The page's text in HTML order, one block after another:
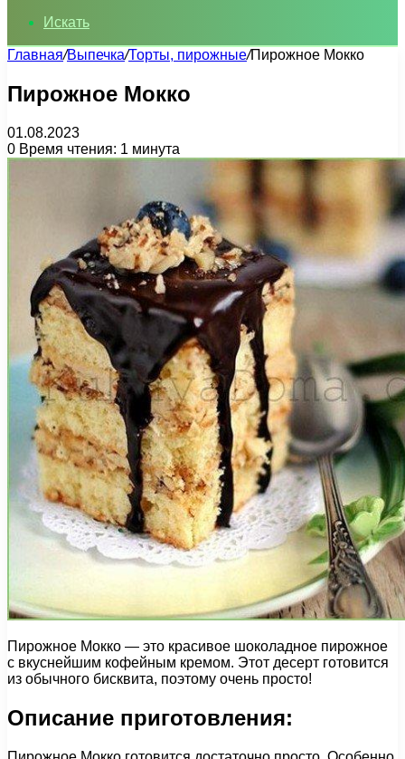
Искать
Главная/Выпечка/Торты, пирожные/Пирожное Мокко
Пирожное Мокко
01.08.2023
0 Время чтения: 1 минута
Пирожное Мокко — это красивое шоколадное пирожное
с вкуснейшим кофейным кремом. Этот десерт готовится
из обычного бисквита, поэтому очень просто!
Описание приготовления: